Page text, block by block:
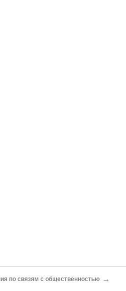
по связям с общественностью →